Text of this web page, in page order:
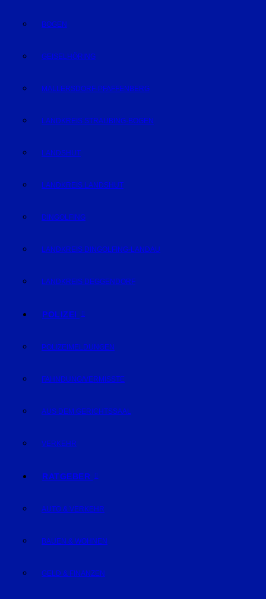
BOGEN
GEISELHÖRING
MALLERSDORF-PFAFFENBERG
LANDKREIS STRAUBING-BOGEN
LANDSHUT
LANDKREIS LANDSHUT
DINGOLFING
LANDKREIS DINGOLFING-LANDAU
LANDKREIS DEGGENDORF
POLIZEI
POLIZEIMELDUNGEN
FAHNDUNG/VERMISSTE
AUS DEM GERICHTSSAAL
VERKEHR
RATGEBER
AUTO & VERKEHR
BAUEN & WOHNEN
GELD & FINANZEN